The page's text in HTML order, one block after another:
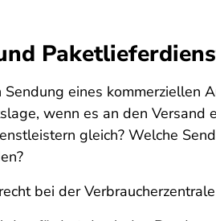
eines kommerziellen
wenn es an den
gleich? Welche
bei der